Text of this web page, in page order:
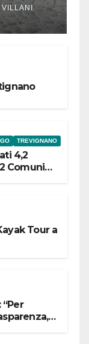
TREVIGNANO
4,2
Comuni
Tour a
“Per